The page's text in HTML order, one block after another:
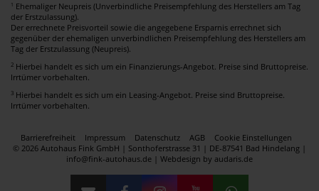
1 Ehemaliger Neupreis (Unverbindliche Preisempfehlung des Herstellers am Tag
der Erstzulassung).
Der errechnete Preisvorteil sowie die angegebene Ersparnis errechnet sich
gegenüber der ehemaligen unverbindlichen Preisempfehlung des Herstellers am
Tag der Erstzulassung (Neupreis).
2 Hierbei handelt es sich um ein Finanzierungs-Angebot. Preise sind Bruttopreise.
Irrtümer vorbehalten.
3 Hierbei handelt es sich um ein Leasing-Angebot. Preise sind Bruttopreise.
Irrtümer vorbehalten.
Barrierefreiheit Impressum Datenschutz AGB
Cookie Einstellungen
© 2026 Autohaus Fink GmbH | Sonthoferstrasse 31 | DE-87541 Bad Hindelang |
info@fink-autohaus.de | Webdesign by audaris.de